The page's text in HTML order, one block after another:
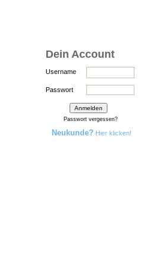
Dein Account
Username
Passwort
Passwort vergessen?
Neukunde? Hier klicken!